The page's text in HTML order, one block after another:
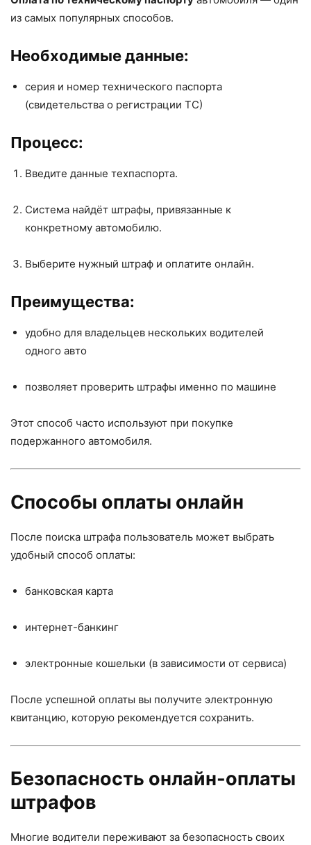
из самых популярных способов.
Необходимые данные:
серия и номер технического паспорта
(свидетельства о регистрации ТС)
Процесс:
Введите данные техпаспорта.
Система найдёт штрафы, привязанные к
конкретному автомобилю.
Выберите нужный штраф и оплатите онлайн.
Преимущества:
удобно для владельцев нескольких водителей
одного авто
позволяет проверить штрафы именно по машине
Этот способ часто используют при покупке
подержанного автомобиля.
Способы оплаты онлайн
После поиска штрафа пользователь может выбрать
удобный способ оплаты:
банковская карта
интернет-банкинг
электронные кошельки (в зависимости от сервиса)
После успешной оплаты вы получите электронную
квитанцию, которую рекомендуется сохранить.
Безопасность онлайн-оплаты
штрафов
Многие водители переживают за безопасность своих